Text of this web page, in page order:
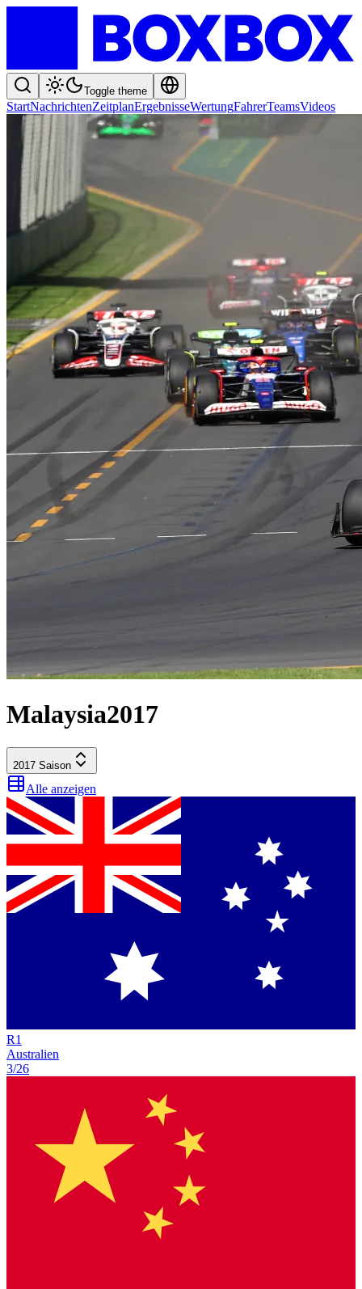
Toggle theme
StartNachrichtenZeitplanErgebnisseWertungFahrerTeamsVideos
Malaysia2017
2017 Saison
Alle anzeigen
R1
Australien
3/26